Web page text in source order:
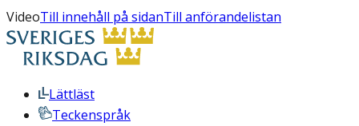
VideoTill innehåll på sidanTill anförandelistan
Lättläst
Teckenspråk